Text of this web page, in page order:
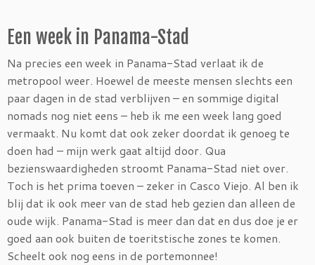
Een week in Panama-Stad
Na precies een week in Panama-Stad verlaat ik de
metropool weer. Hoewel de meeste mensen slechts een
paar dagen in de stad verblijven – en sommige digital
nomads nog niet eens – heb ik me een week lang goed
vermaakt. Nu komt dat ook zeker doordat ik genoeg te
doen had – mijn werk gaat altijd door. Qua
bezienswaardigheden stroomt Panama-Stad niet over.
Toch is het prima toeven – zeker in Casco Viejo. Al ben ik
blij dat ik ook meer van de stad heb gezien dan alleen de
oude wijk. Panama-Stad is meer dan dat en dus doe je er
goed aan ook buiten de toeritstische zones te komen.
Scheelt ook nog eens in de portemonnee!